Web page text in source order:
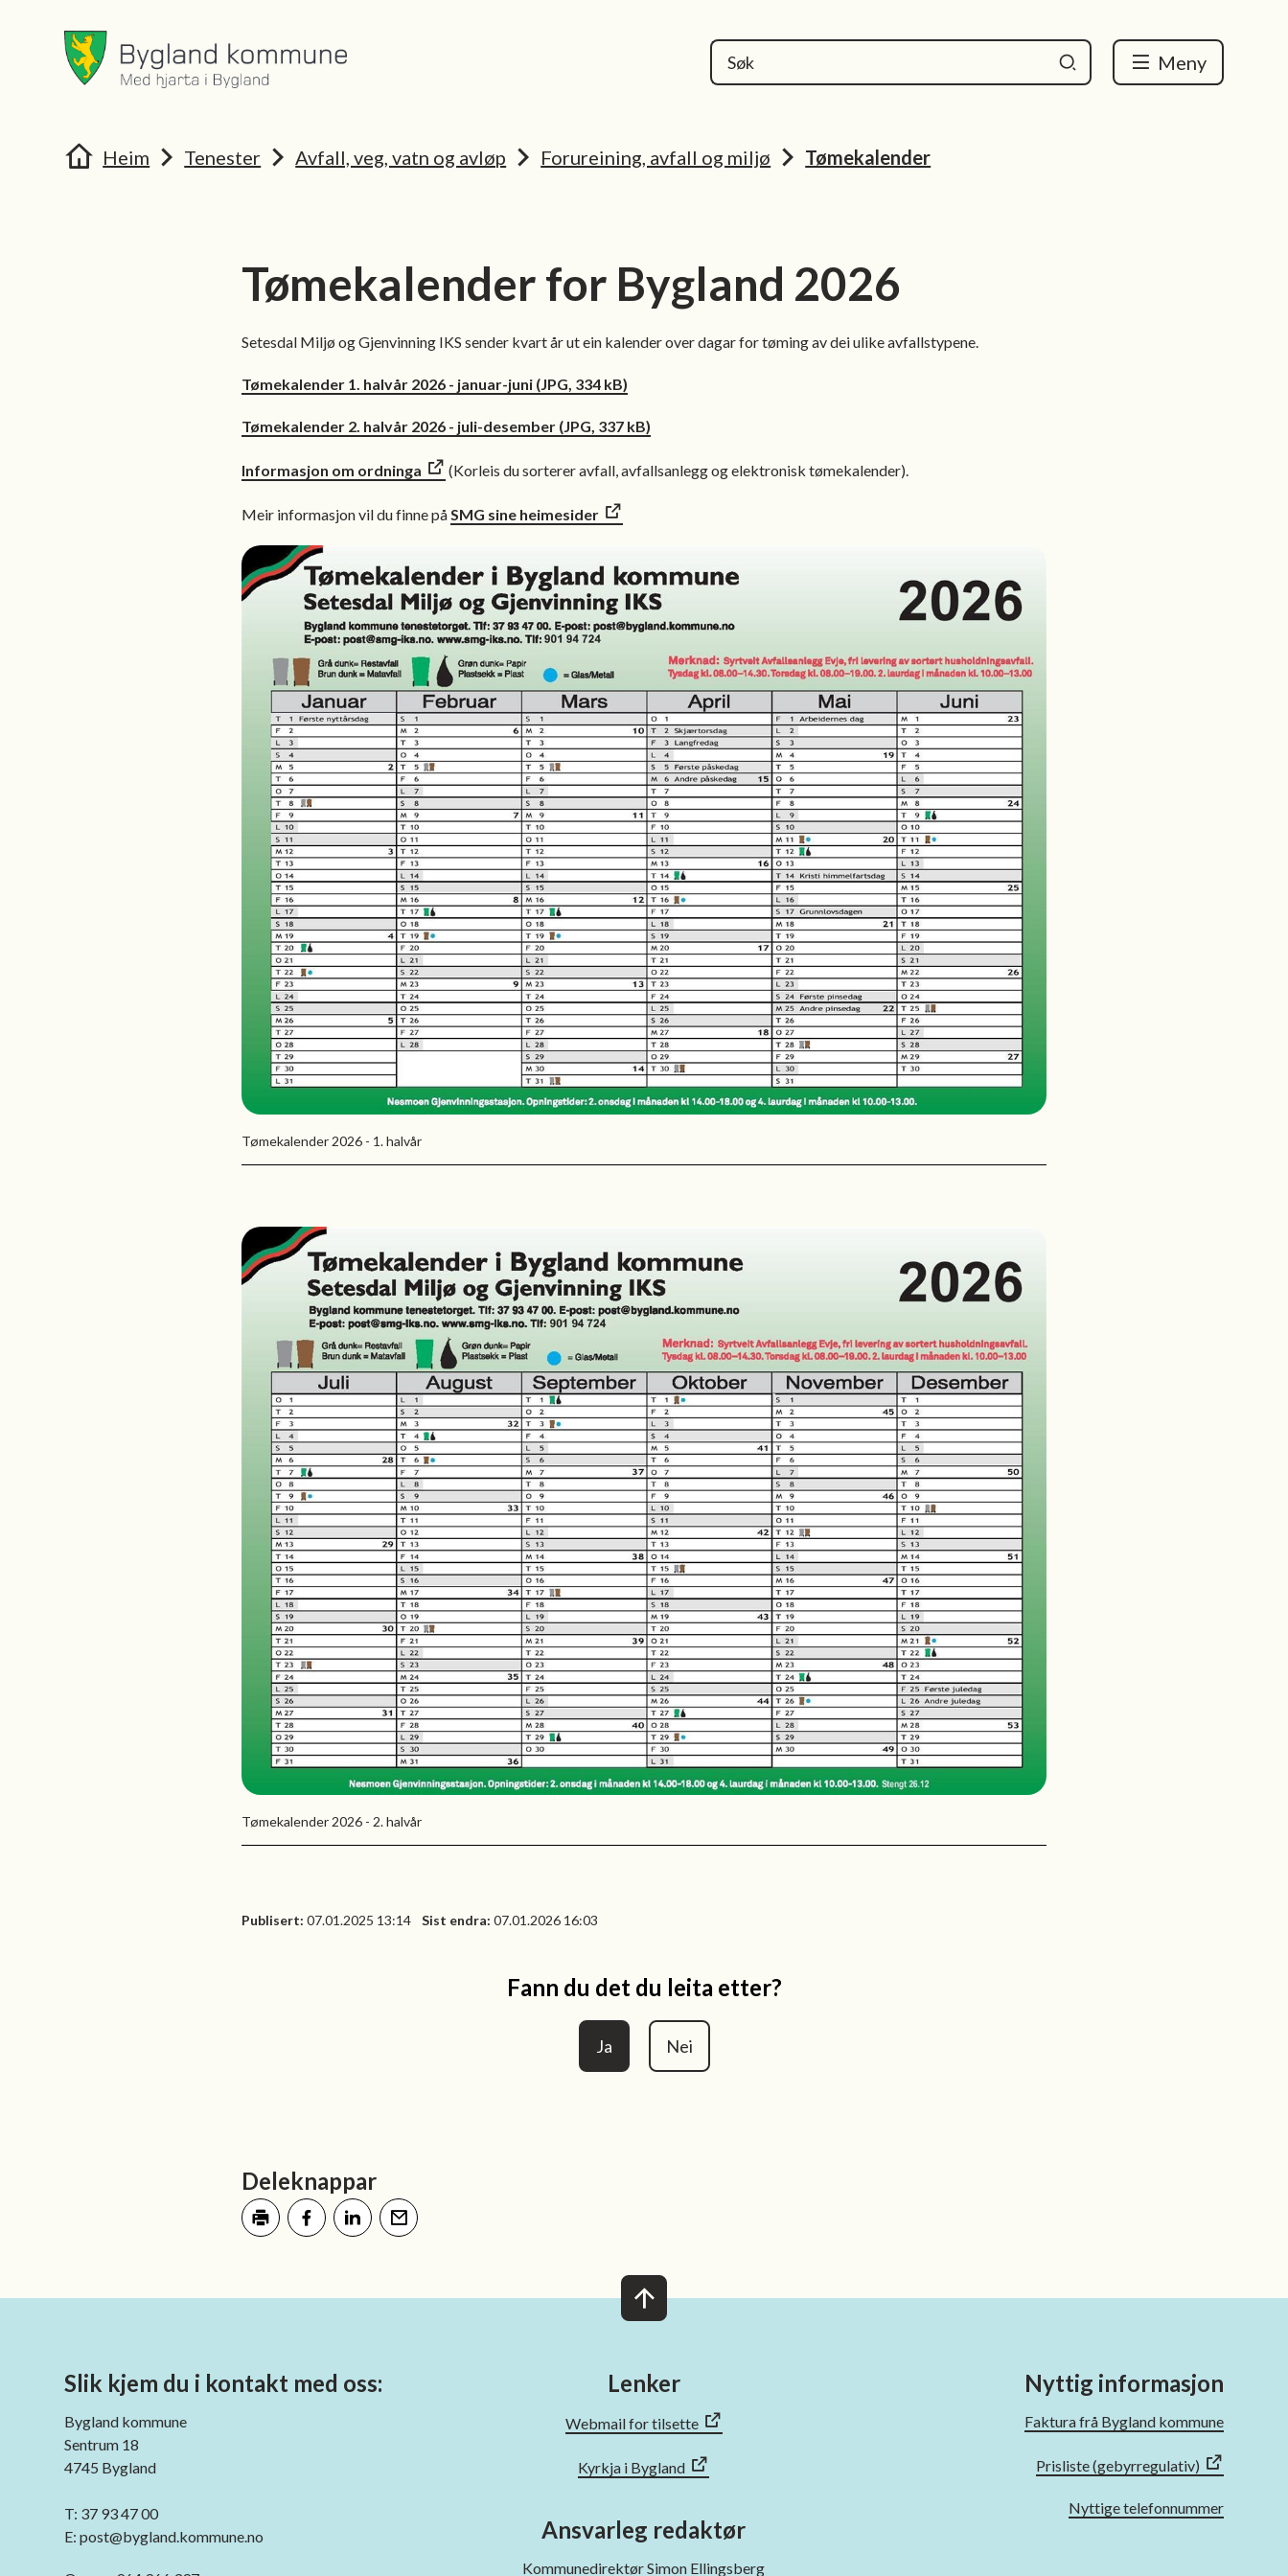
Bygland kommune
Meny
Du er her:Heim Tenester Avfall, veg, vatn og avløp Forureining, avfall og miljø Tømekalender
Tømekalender for Bygland 2026
Setesdal Miljø og Gjenvinning IKS sender kvart år ut ein kalender over dagar for tøming av dei ulike avfallstypene.
Tømekalender 1. halvår 2026 - januar-juni (JPG, 334 kB)
Tømekalender 2. halvår 2026 - juli-desember (JPG, 337 kB)
Informasjon om ordninga (Korleis du sorterer avfall, avfallsanlegg og elektronisk tømekalender).
Meir informasjon vil du finne påSMG sine heimesider
Tømekalender 2026 - 1. halvår
Tømekalender 2026 - 2. halvår
Publisert 07.01.2025 13:14 Sist endra 07.01.2026 16:03
Fann du det du leita etter?
Ja Nei
Deleknappar
Slik kjem du i kontakt med oss:
Bygland kommune
Sentrum 18
4745 Bygland
T: 37 93 47 00
E: post@bygland.kommune.no
Lenker
Webmail for tilsette
Kyrkja i Bygland
Ansvarleg redaktør
Kommunedirektør Simon Ellingsberg
Nyttig informasjon
Faktura frå Bygland kommune
Prisliste (gebyrregulativ)
Nyttige telefonnummer